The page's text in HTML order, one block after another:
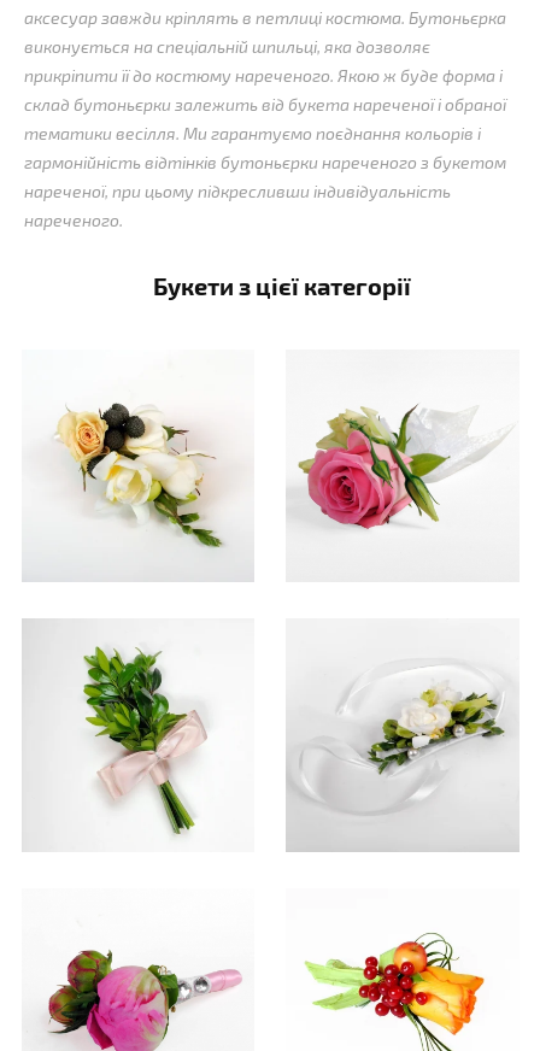
аксесуар завжди кріплять в петлиці костюма. Бутоньєрка
виконується на спеціальній шпильці, яка дозволяє
прикріпити її до костюму нареченого. Якою ж буде форма і
склад бутоньєрки залежить від букета нареченої і обраної
тематики весілля. Ми гарантуємо поєднання кольорів і
гармонійність відтінків бутоньєрки нареченого з букетом
нареченої, при цьому підкресливши індивідуальність
нареченого.
Букети з цієї категорії